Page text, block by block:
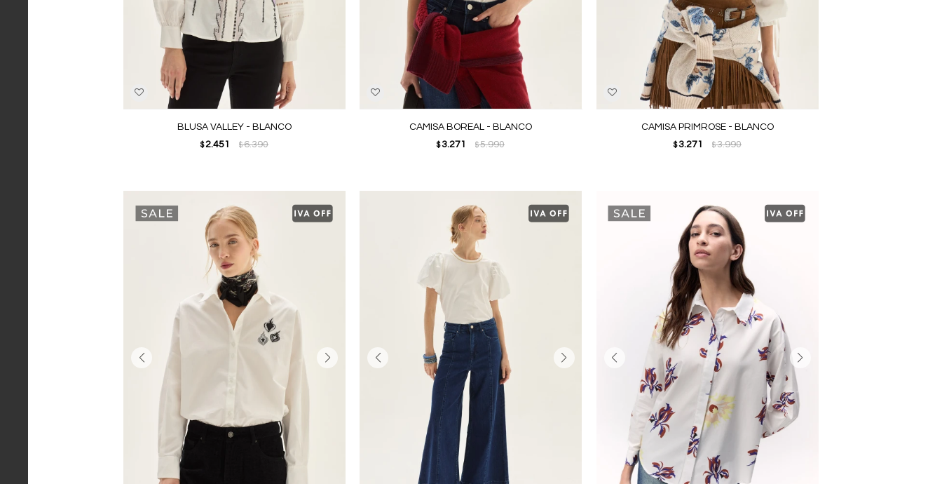
BLUSA VALLEY - BLANCO
$2.451 $6.390
CAMISA BOREAL - BLANCO
$3.271 $5.990
CAMISA PRIMROSE - BLANCO
$ 3.271 $3.990